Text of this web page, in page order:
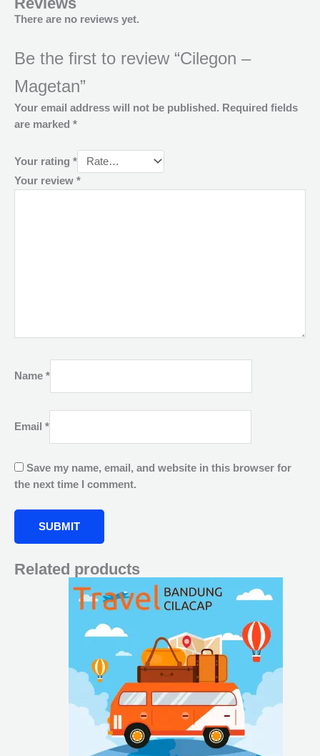
There are no reviews yet.
Be the first to review “Cilegon –
Magetan”
Your email address will not be published. Required fields
are marked *
Your rating *
Your review *
Name *
Email *
Save my name, email, and website in this browser for
the next time I comment.
Related products